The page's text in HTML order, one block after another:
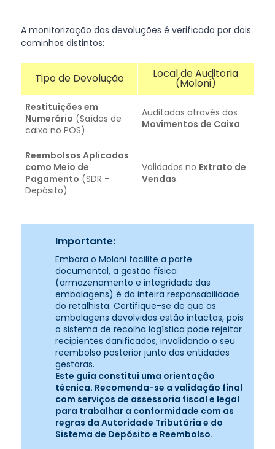
A monitorização das devoluções é verificada por dois
caminhos distintos:
Tipo de Devolução Local de Auditoria
(Moloni)
Restituições em
Numerário (Saídas de
caixa no POS)
Auditadas através dos
Movimentos de Caixa.
Reembolsos Aplicados
como Meio de
Pagamento (SDR -
Depósito)
Validados no Extrato de
Vendas.
Importante:
Embora o Moloni facilite a parte
documental, a gestão física
(armazenamento e integridade das
embalagens) é da inteira responsabilidade
do retalhista. Certifique-se de que as
embalagens devolvidas estão intactas, pois
o sistema de recolha logística pode rejeitar
recipientes danificados, invalidando o seu
reembolso posterior junto das entidades
gestoras.
Este guia constitui uma orientação
técnica. Recomenda-se a validação final
com serviços de assessoria fiscal e legal
para trabalhar a conformidade com as
regras da Autoridade Tributária e do
Sistema de Depósito e Reembolso.